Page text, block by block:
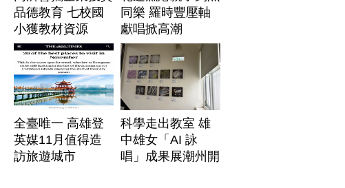
品德教育 七校國
小獲教材資源
同樂 羅時豐壓軸
獻唱掀高潮
全臺唯一 高雄登
英媒11月值得造
訪旅遊城市
科學走出教室 雄
中雄女「AI 詠
唱」成果展潮州開